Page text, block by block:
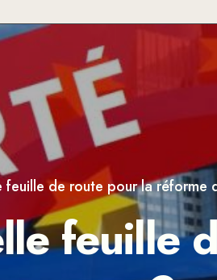
de route pour la réforme
feuille